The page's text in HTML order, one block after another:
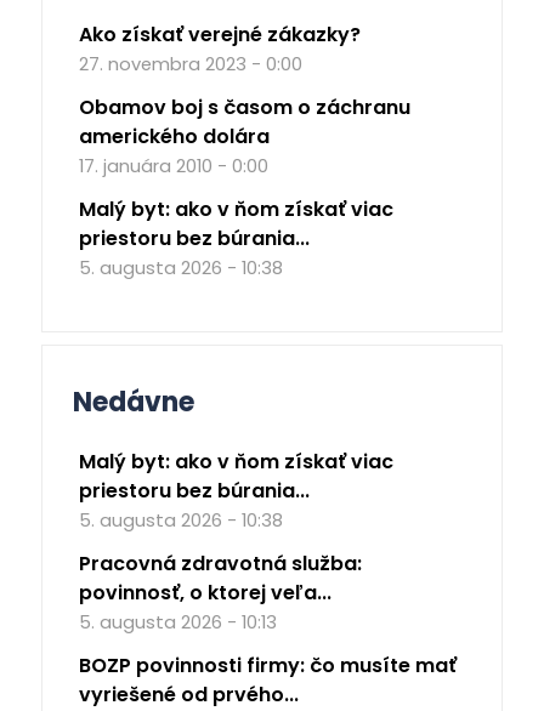
Ako získať verejné zákazky?
27. novembra 2023 - 0:00
Obamov boj s časom o záchranu
amerického dolára
17. januára 2010 - 0:00
Malý byt: ako v ňom získať viac
priestoru bez búrania...
5. augusta 2026 - 10:38
Nedávne
Malý byt: ako v ňom získať viac
priestoru bez búrania...
5. augusta 2026 - 10:38
Pracovná zdravotná služba:
povinnosť, o ktorej veľa...
5. augusta 2026 - 10:13
BOZP povinnosti firmy: čo musíte mať
vyriešené od prvého...